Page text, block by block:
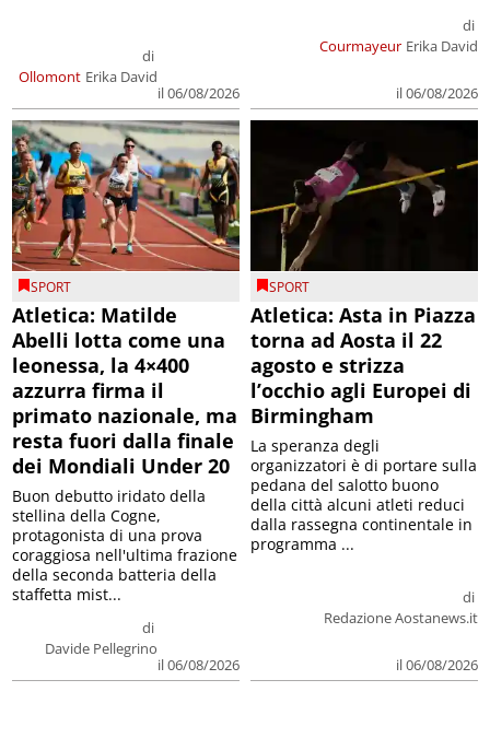
Ollomont
di
Erika David
il 06/08/2026
Courmayeur
di
Erika David
il 06/08/2026
SPORT
Atletica: Matilde
Abelli lotta come una
leonessa, la 4×400
azzurra firma il
primato nazionale, ma
resta fuori dalla finale
dei Mondiali Under 20
di
Davide Pellegrino
il 06/08/2026
Buon debutto iridato della
stellina della Cogne,
protagonista di una prova
coraggiosa nell'ultima frazione
della seconda batteria della
staffetta mist...
SPORT
Atletica: Asta in Piazza
torna ad Aosta il 22
agosto e strizza
l’occhio agli Europei di
Birmingham
di
Redazione Aostanews.it
il 06/08/2026
La speranza degli
organizzatori è di portare sulla
pedana del salotto buono
della città alcuni atleti reduci
dalla rassegna continentale in
programma ...